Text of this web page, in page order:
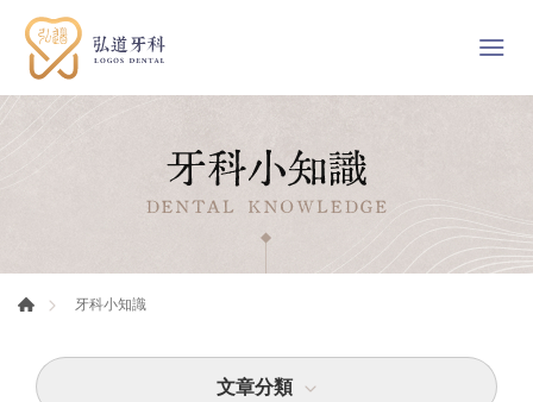
牙科小知識
文章分類